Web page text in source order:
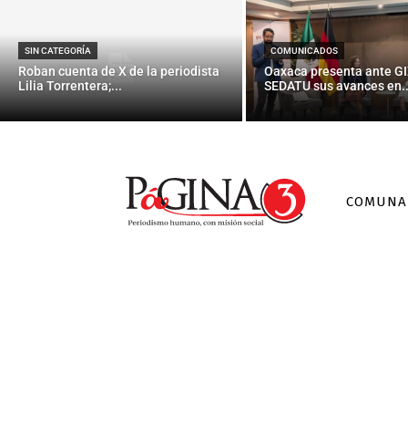
SIN CATEGORÍA
Roban cuenta de X de la periodista
Lilia Torrentera;...
COMUNICADOS
Oaxaca presenta ante
SEDATU sus avances